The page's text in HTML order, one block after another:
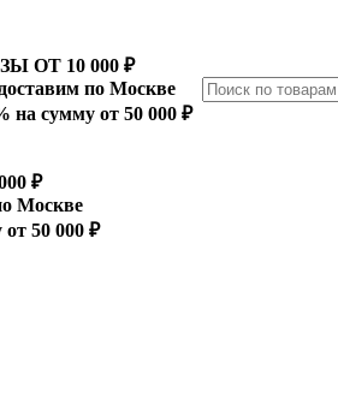
ОТ 10 000 ₽
по Москве
на сумму от 50 000 ₽
₽
Москве
50 000 ₽